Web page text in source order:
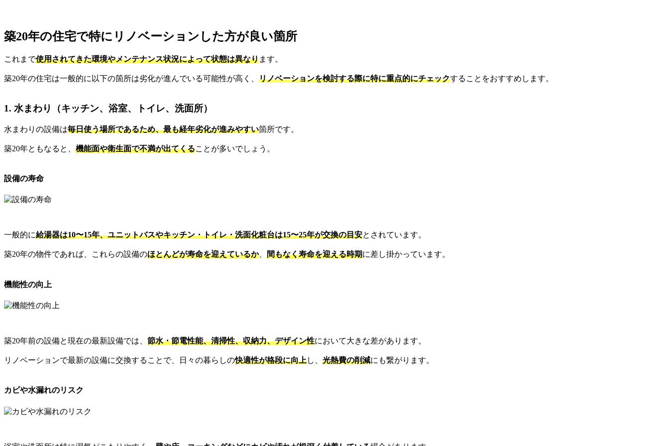
築20年の住宅で特にリノベーションした方が良い箇所
これまで使用されてきた環境やメンテナンス状況によって状態は異なります。
築20年の住宅は一般的に以下の箇所は劣化が進んでいる可能性が高く、 リノベーションを検討する際に特に重点的にチェックすることをおすすめします。
1. 水まわり（キッチン、浴室、トイレ、洗面所）
水まわりの設備は毎日使う場所であるため、最も経年劣化が進みやすい箇所です。
築20年ともなると、 機能面や衛生面で不満が出てくることが多いでしょう。
設備の寿命
一般的に給湯器は10〜15年、ユニットバスやキッチン・トイレ・洗面化粧台は15〜25年が交換の目安とされています。
築20年の物件であれば、これらの設備のほとんどが寿命を迎えているか、 間もなく寿命を迎える時期に差し掛かっています。
機能性の向上
築20年前の設備と現在の最新設備では、 節水・節電性能、清掃性、収納力、デザイン性において大きな差があります。
リノベーションで最新の設備に交換することで、日々の暮らしの快適性が格段に向上し、 光熱費の削減にも繋がります。
カビや水漏れのリスク